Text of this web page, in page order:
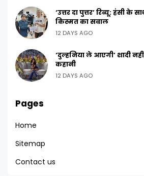
‘उत्तर दा पुत्तर’ रिव्यू: हंसी के
किस्मत का सवाल
12 DAYS AGO
‘दुल्हनिया ले आएगी’ शादी
कहानी
12 DAYS AGO
Pages
Home
Sitemap
Contact us